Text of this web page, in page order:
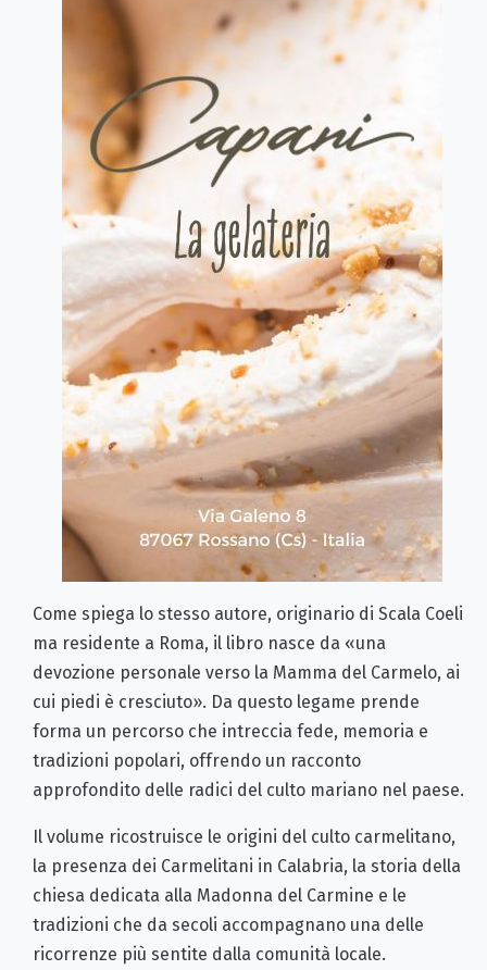
Come spiega lo stesso autore, originario di Scala Coeli
ma residente a Roma, il libro nasce da «una
devozione personale verso la Mamma del Carmelo, ai
cui piedi è cresciuto». Da questo legame prende
forma un percorso che intreccia fede, memoria e
tradizioni popolari, offrendo un racconto
approfondito delle radici del culto mariano nel paese.
Il volume ricostruisce le origini del culto carmelitano,
la presenza dei Carmelitani in Calabria, la storia della
chiesa dedicata alla Madonna del Carmine e le
tradizioni che da secoli accompagnano una delle
ricorrenze più sentite dalla comunità locale.